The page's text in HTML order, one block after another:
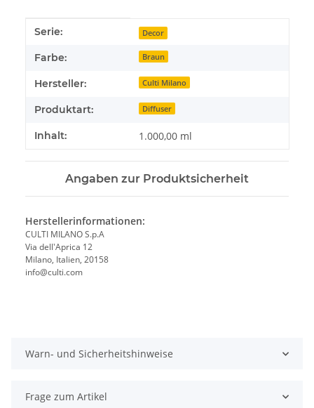
Produkteigenschaft
Wert
Serie: Decor
Farbe: Braun
Hersteller: Culti Milano
Produktart: Diffuser
Inhalt: 1.000,00 ml
Angaben zur Produktsicherheit
Herstellerinformationen:
CULTI MILANO S.p.A
Via dell'Aprica 12
Milano, Italien, 20158
info@culti.com
Warn- und Sicherheitshinweise
Frage zum Artikel